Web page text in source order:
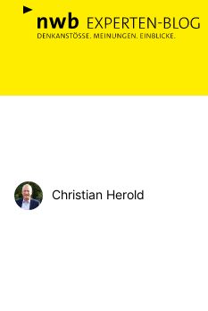
Christian Herold